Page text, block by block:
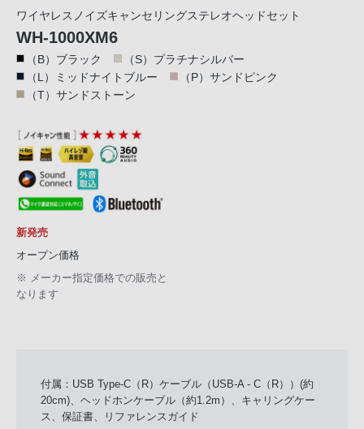
ワイヤレスノイズキャンセリングステレオヘッドセット
WH-1000XM6
（B）ブラック
（S）プラチナシルバー
（L）ミッドナイトブルー
（P）サンドピンク
（T）サンドストーン
新発売
オープン価格
※ メーカー指定価格での販売と
なります
付属：USB Type-C（R）ケーブル（USB-A - C（R））(約
20cm)、ヘッドホンケーブル（約1.2m）、キャリングケー
ス、保証書、リファレンスガイド